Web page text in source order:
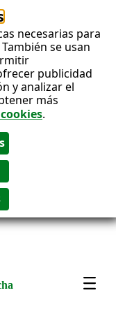
necesarias para
se usan
publicidad
y analizar el
más
.